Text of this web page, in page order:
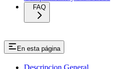
FAQ
En esta página